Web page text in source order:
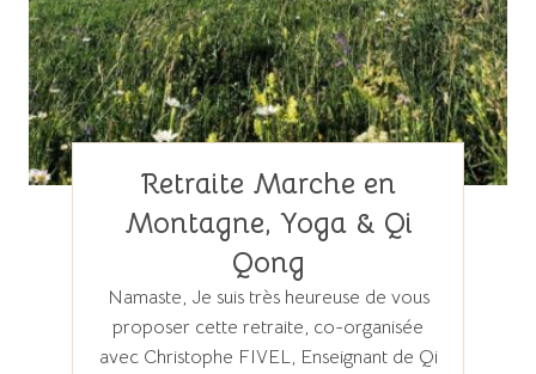
Retraite Marche en
Montagne, Yoga & Qi
Qong
Namaste, Je suis très heureuse de vous
proposer cette retraite, co-organisée
avec Christophe FIVEL, Enseignant de Qi